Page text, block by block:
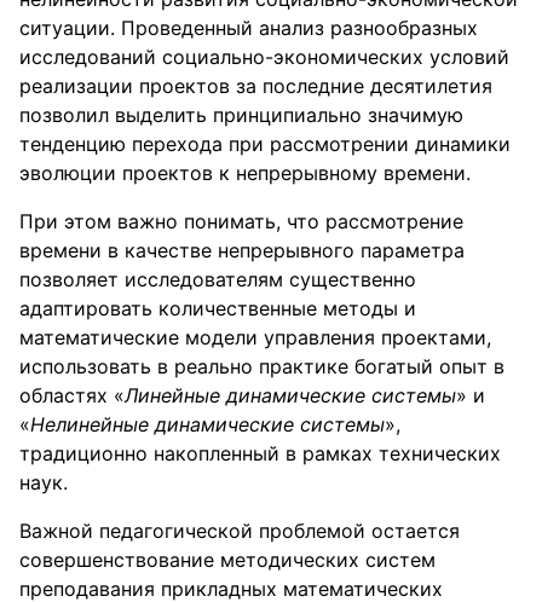
ситуации. Проведенный анализ разнообразных
исследований социально-экономических условий
реализации проектов за последние десятилетия
позволил выделить принципиально значимую
тенденцию перехода при рассмотрении динамики
эволюции проектов к непрерывному времени.
При этом важно понимать, что рассмотрение
времени в качестве непрерывного параметра
позволяет исследователям существенно
адаптировать количественные методы и
математические модели управления проектами,
использовать в реально практике богатый опыт в
областях «Линейные динамические системы» и
«Нелинейные динамические системы»,
традиционно накопленный в рамках технических
наук.
Важной педагогической проблемой остается
совершенствование методических систем
преподавания прикладных математических